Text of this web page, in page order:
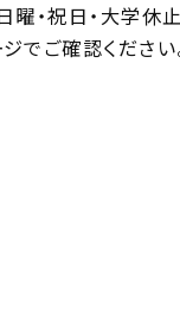
・祝日・大学休
ご確認ください